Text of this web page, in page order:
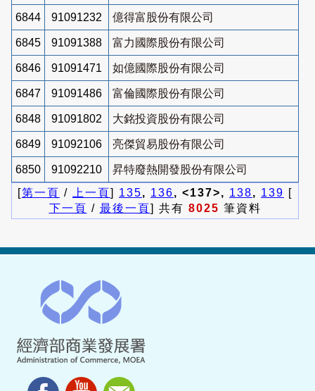
6844 91091232 億得富股份有限公司
6845 91091388 富力國際股份有限公司
6846 91091471 如億國際股份有限公司
6847 91091486 富倫國際股份有限公司
6848 91091802 大銘投資股份有限公司
6849 91092106 亮傑貿易股份有限公司
6850 91092210
昇特廢熱開發股份有限公司
[第一頁 / 上一頁] 135, 136, <137>, 138, 139 [
下一頁 / 最後一頁] 共有 8025 筆資料